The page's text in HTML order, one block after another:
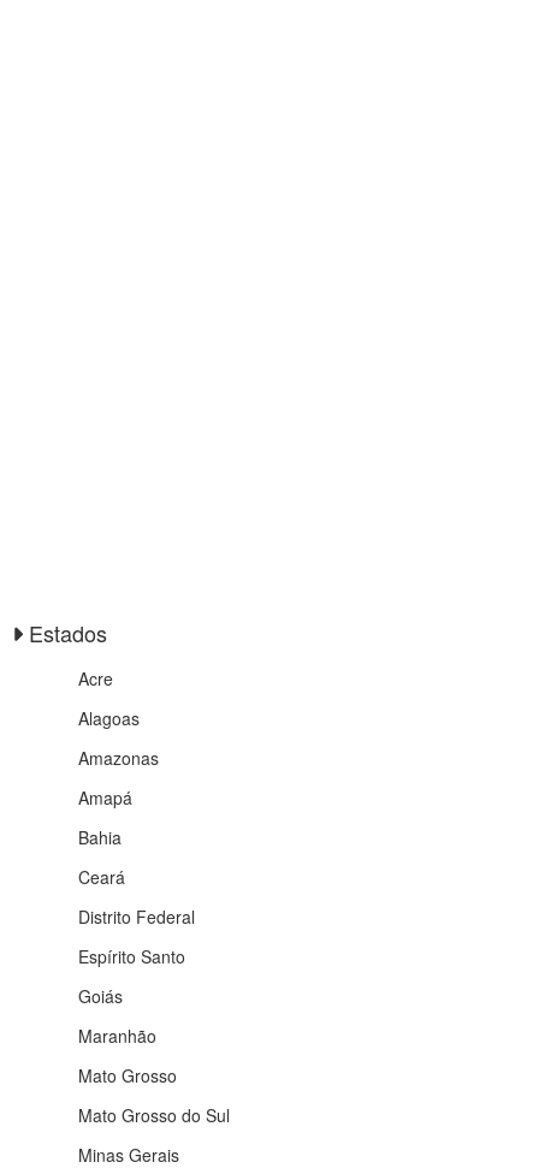
Estados
Acre
Alagoas
Amazonas
Amapá
Bahia
Ceará
Distrito Federal
Espírito Santo
Goiás
Maranhão
Mato Grosso
Mato Grosso do Sul
Minas Gerais